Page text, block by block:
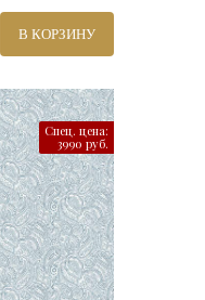
В КОРЗИНУ
Спец. цена:
3990 руб.